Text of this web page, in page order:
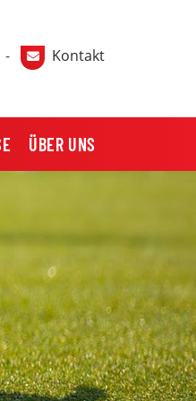
- Kontakt
ÜBER UNS